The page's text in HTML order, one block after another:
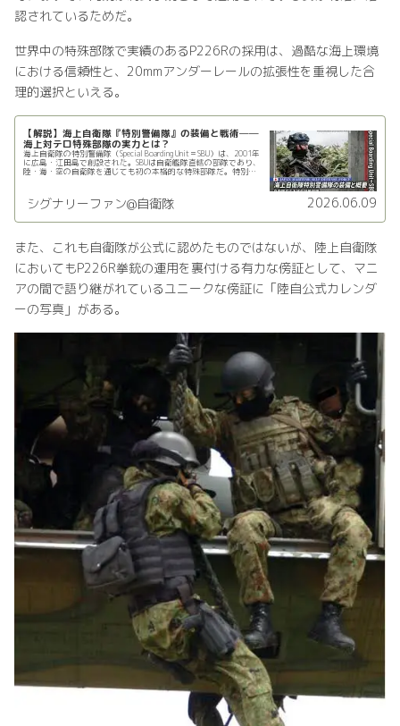
認されているためだ。
世界中の特殊部隊で実績のあるP226Rの採用は、過酷な海上環境
における信頼性と、20mmアンダーレールの拡張性を重視した合
理的選択といえる。
【解説】海上自衛隊『特別警備隊』の装備と戦術──
海上対テロ特殊部隊の実力とは？
海上自衛隊の特別警備隊（Special Boarding Unit＝SBU）は、2001年
に広島・江田島で創設された。SBUは自衛艦隊直轄の部隊であり、
陸・海・空の自衛隊を通じても初の本格的な特殊部隊だ。特別警
シグナリーファン@自衛隊 2026.06.09
また、これも自衛隊が公式に認めたものではないが、陸上自衛隊
においてもP226R拳銃の運用を裏付ける有力な傍証として、マニ
アの間で語り継がれているユニークな傍証に「陸自公式カレンダ
ーの写真」がある。